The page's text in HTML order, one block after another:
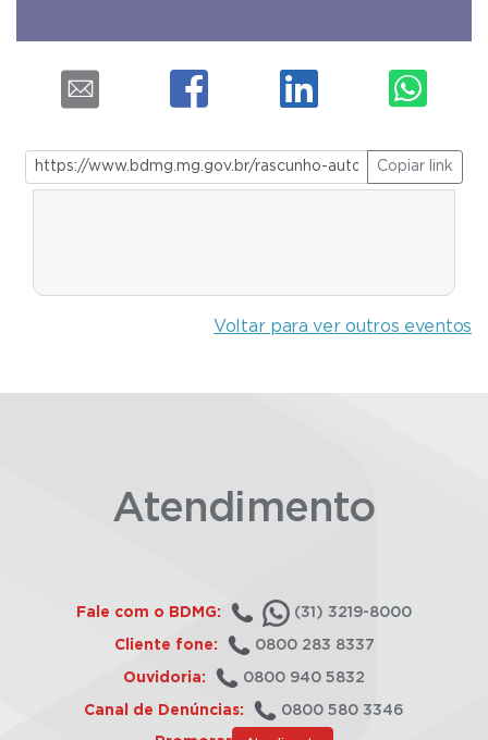
Copiar link
Voltar para ver outros eventos
Atendimento
Fale com o BDMG: (31) 3219-8000
Cliente fone: 0800 283 8337
Ouvidoria: 0800 940 5832
Canal de Denúncias: 0800 580 3346